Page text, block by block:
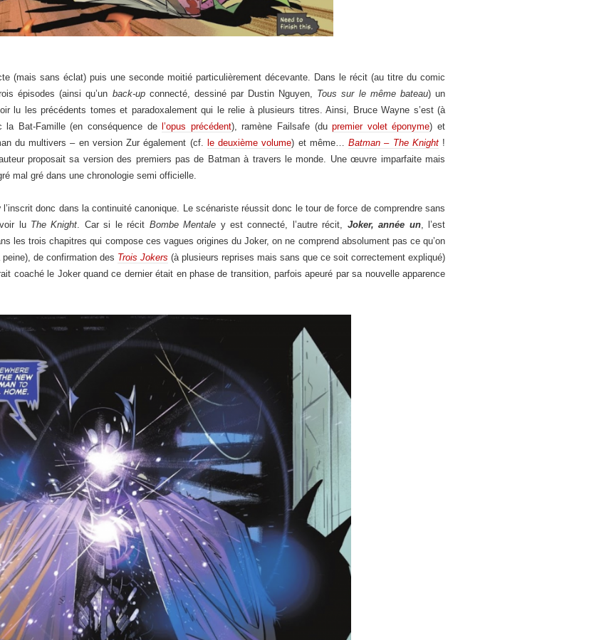
(mais sans éclat) puis une seconde moitié particulièrement décevante. Dans le récit (au titre du comic
épisodes (ainsi qu’un back-upconnecté, dessiné par Dustin Nguyen, Tous sur le même bateau) un
lu les précédents tomes et paradoxalement qui le relie à plusieurs titres. Ainsi, Bruce Wayne s’est (à
la Bat-Famille (en conséquence del’opus précédent), ramène Failsafe (dupremier volet éponyme) et
du multivers – en version Zur également (cf. le deuxième volume) et même…Batman – The Knight!
proposait sa version des premiers pas de Batman à travers le monde. Une œuvre imparfaite mais
mal gré dans une chronologie semi officielle.
l’inscrit donc dans la continuité canonique. Le scénariste réussit donc le tour de force de comprendre sans
lu The Knight . Car si le récit Bombe Mentale y est connecté, l’autre récit, Joker, année un, l’est
les trois chapitres qui compose ces vagues origines du Joker, on ne comprend absolument pas ce qu’on
peine), de confirmation des Trois Jokers (à plusieurs reprises mais sans que ce soit correctement expliqué)
coaché le Joker quand ce dernier était en phase de transition, parfois apeuré par sa nouvelle apparence